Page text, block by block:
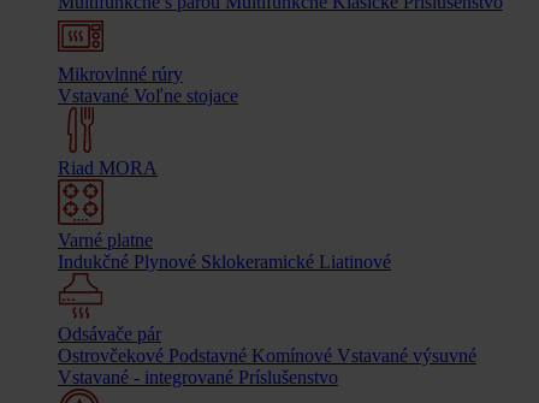
Mikrovlnné rúry
Vstavané Voľne stojace
Riad MORA
Varné platne
Indukčné Plynové Sklokeramické Liatinové
Odsávače pár
Ostrovčekové Podstavné Komínové Vstavané výsuvné
Vstavané - integrované Príslušenstvo